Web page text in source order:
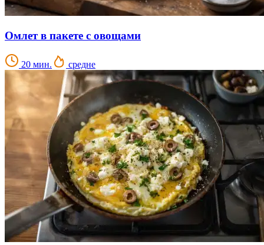
Омлет в пакете с овощами
20 мин. средне